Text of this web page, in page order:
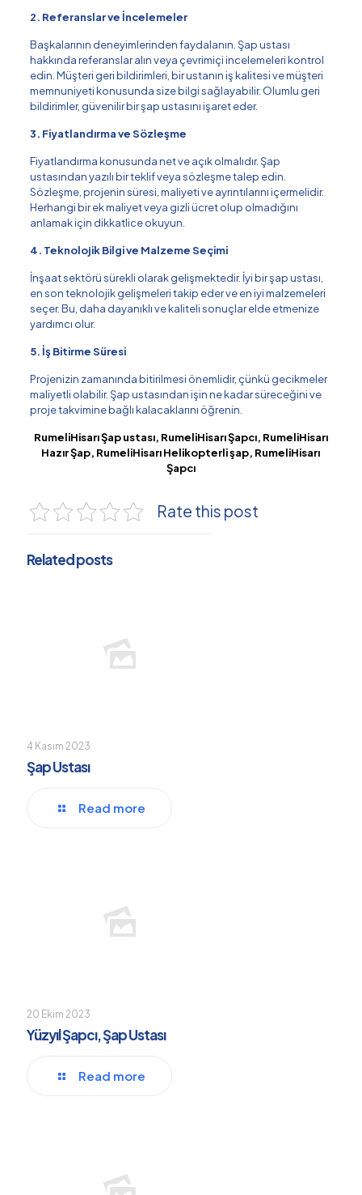
2. Referanslar ve İncelemeler
Başkalarının deneyimlerinden faydalanın. Şap ustası
hakkında referanslar alın veya çevrimiçi incelemeleri kontrol
edin. Müşteri geri bildirimleri, bir ustanın iş kalitesi ve müşteri
memnuniyeti konusunda size bilgi sağlayabilir. Olumlu geri
bildirimler, güvenilir bir şap ustasını işaret eder.
3. Fiyatlandırma ve Sözleşme
Fiyatlandırma konusunda net ve açık olmalıdır. Şap
ustasından yazılı bir teklif veya sözleşme talep edin.
Sözleşme, projenin süresi, maliyeti ve ayrıntılarını içermelidir.
Herhangi bir ek maliyet veya gizli ücret olup olmadığını
anlamak için dikkatlice okuyun.
4. Teknolojik Bilgi ve Malzeme Seçimi
İnşaat sektörü sürekli olarak gelişmektedir. İyi bir şap ustası,
en son teknolojik gelişmeleri takip eder ve en iyi malzemeleri
seçer. Bu, daha dayanıklı ve kaliteli sonuçlar elde etmenize
yardımcı olur.
5. İş Bitirme Süresi
Projenizin zamanında bitirilmesi önemlidir, çünkü gecikmeler
maliyetli olabilir. Şap ustasından işin ne kadar süreceğini ve
proje takvimine bağlı kalacaklarını öğrenin.
RumeliHisarı Şap ustası, RumeliHisarı Şapcı, RumeliHisarı
Hazır Şap, RumeliHisarı Helikopterli şap, RumeliHisarı
Şapcı
Rate this post
Related posts
4 Kasım 2023
Şap Ustası
Read more
20 Ekim 2023
Yüzyıl Şapcı, Şap Ustası
Read more